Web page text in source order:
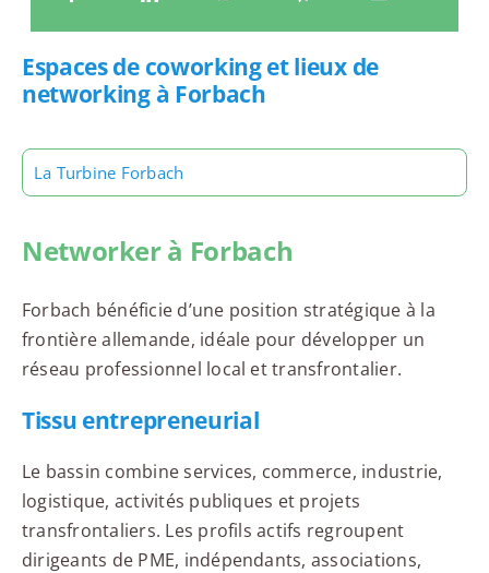
Espaces de coworking et lieux de
networking à Forbach
La Turbine Forbach
Networker à Forbach
Forbach bénéficie d’une position stratégique à la
frontière allemande, idéale pour développer un
réseau professionnel local et transfrontalier.
Tissu entrepreneurial
Le bassin combine services, commerce, industrie,
logistique, activités publiques et projets
transfrontaliers. Les profils actifs regroupent
dirigeants de PME, indépendants, associations,